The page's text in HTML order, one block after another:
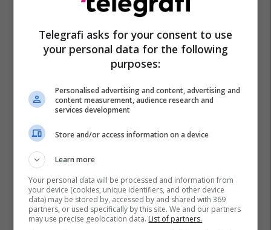
Telegrafi asks for your consent to use
your personal data for the following
purposes:
Personalised advertising and content, advertising and
content measurement, audience research and
services development
Store and/or access information on a device
Learn more
Your personal data will be processed and information from
your device (cookies, unique identifiers, and other device
data) may be stored by, accessed by and shared with 369
partners, or used specifically by this site. We and our partners
may use precise geolocation data. List of partners.